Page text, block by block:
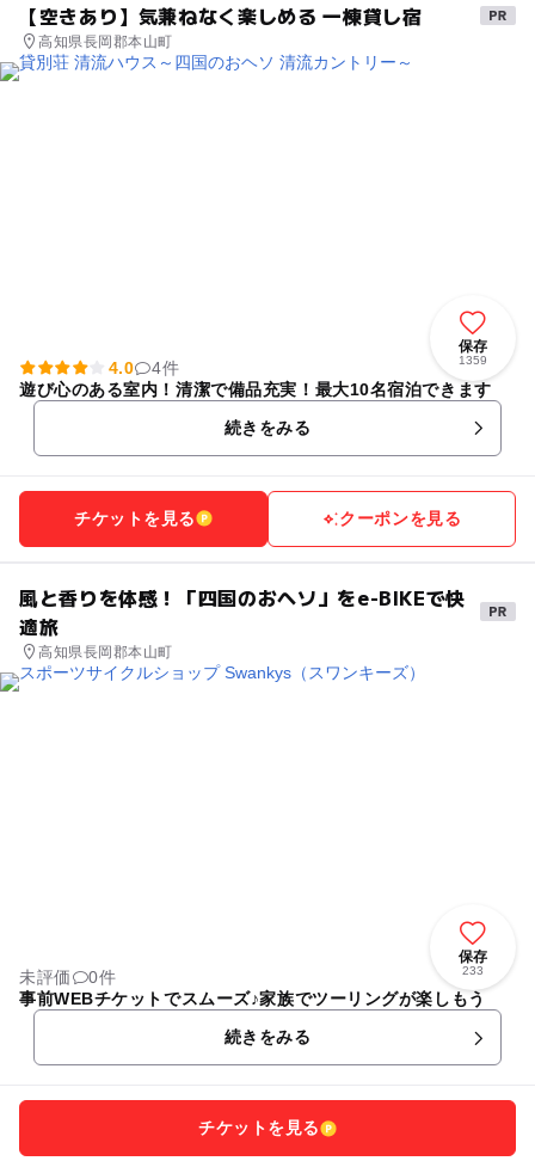
【空きあり】気兼ねなく楽しめる 一棟貸し宿
高知県長岡郡本山町
保存
1359
4.0
4件
遊び心のある室内！清潔で備品充実！最大10名宿泊できます
続きをみる
チケットを見る クーポンを見る
風と香りを体感！「四国のおヘソ」をe-BIKEで快
適旅
高知県長岡郡本山町
保存
233
未評価
0件
事前WEBチケットでスムーズ♪家族でツーリングが楽しもう
続きをみる
チケットを見る